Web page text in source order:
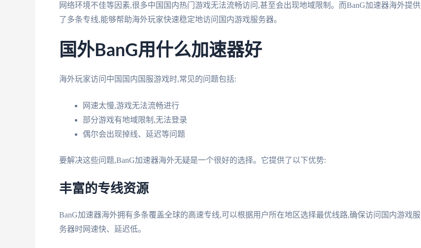
网络环境不佳等因素,很多中国国内热门游戏无法流畅访问,甚至会出现地域限制。而BanG加速器海外提供
了多条专线,能够帮助海外玩家快速稳定地访问国内游戏服务器。
国外BanG用什么加速器好
海外玩家访问中国国内国服游戏时,常见的问题包括:
网速太慢,游戏无法流畅进行
部分游戏有地域限制,无法登录
偶尔会出现掉线、延迟等问题
要解决这些问题,BanG加速器海外无疑是一个很好的选择。它提供了以下优势:
丰富的专线资源
BanG加速器海外拥有多条覆盖全球的高速专线,可以根据用户所在地区选择最优线路,确保访问国内游戏服
务器时网速快、延迟低。